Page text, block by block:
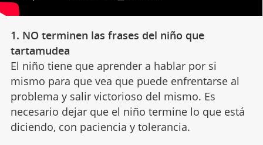
1. NO terminen las frases del niño que
tartamudea
El niño tiene que aprender a hablar por si
mismo para que vea que puede enfrentarse al
problema y salir victorioso del mismo. Es
necesario dejar que el niño termine lo que está
diciendo, con paciencia y tolerancia.